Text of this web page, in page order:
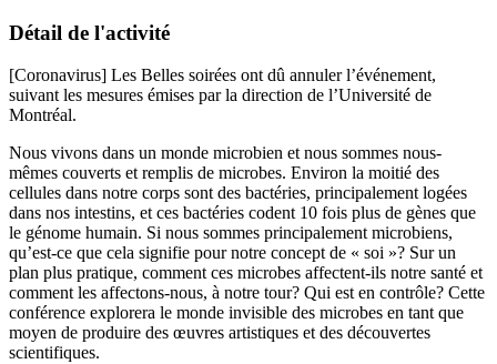
Détail de l'activité
[Coronavirus] Les Belles soirées ont dû annuler l’événement,
suivant les mesures émises par la direction de l’Université de
Montréal.
Nous vivons dans un monde microbien et nous sommes nous-
mêmes couverts et remplis de microbes. Environ la moitié des
cellules dans notre corps sont des bactéries, principalement logées
dans nos intestins, et ces bactéries codent 10 fois plus de gènes que
le génome humain. Si nous sommes principalement microbiens,
qu’est-ce que cela signifie pour notre concept de « soi »? Sur un
plan plus pratique, comment ces microbes affectent-ils notre santé et
comment les affectons-nous, à notre tour? Qui est en contrôle? Cette
conférence explorera le monde invisible des microbes en tant que
moyen de produire des œuvres artistiques et des découvertes
scientifiques.